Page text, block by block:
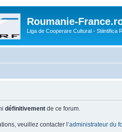
Roumanie-
Liga de Cooperare Cultural - Stiintifica
définitivement de ce forum.
veuillez contacter l’administrateur du